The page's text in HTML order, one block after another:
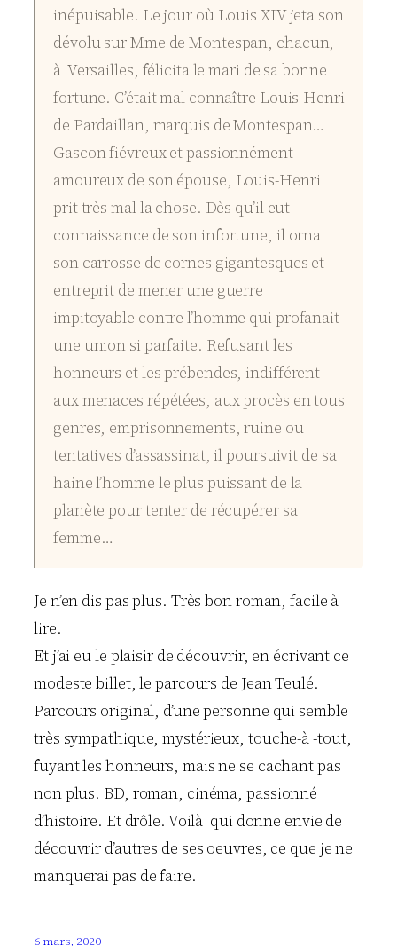
inépuisable. Le jour où Louis XIV jeta son
dévolu sur Mme de Montespan, chacun,
à Versailles, félicita le mari de sa bonne
fortune. C’était mal connaître Louis-Henri
de Pardaillan, marquis de Montespan…
Gascon fiévreux et passionnément
amoureux de son épouse, Louis-Henri
prit très mal la chose. Dès qu’il eut
connaissance de son infortune, il orna
son carrosse de cornes gigantesques et
entreprit de mener une guerre
impitoyable contre l’homme qui profanait
une union si parfaite. Refusant les
honneurs et les prébendes, indifférent
aux menaces répétées, aux procès en tous
genres, emprisonnements, ruine ou
tentatives d’assassinat, il poursuivit de sa
haine l’homme le plus puissant de la
planète pour tenter de récupérer sa
femme…
Je n’en dis pas plus. Très bon roman, facile à
lire.
Et j’ai eu le plaisir de découvrir, en écrivant ce
modeste billet, le parcours de Jean Teulé.
Parcours original, d’une personne qui semble
très sympathique, mystérieux, touche-à -tout,
fuyant les honneurs, mais ne se cachant pas
non plus. BD, roman, cinéma, passionné
d’histoire. Et drôle. Voilà qui donne envie de
découvrir d’autres de ses oeuvres, ce que je ne
manquerai pas de faire.
6 mars, 2020